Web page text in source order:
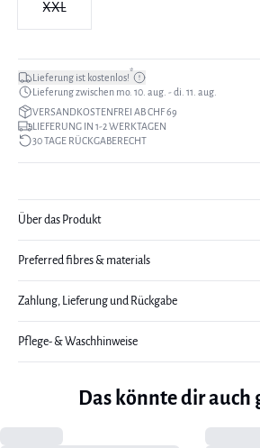
XXL
Lieferung ist kostenlos!*
Lieferung zwischen mo. 10. aug. - di. 11. aug.
VERSANDKOSTENFREI AB CHF 69
LIEFERUNG IN 1-2 WERKTAGEN
30 TAGE RÜCKGABERECHT
Über das Produkt
Preferred fibres & materials
Zahlung, Lieferung und Rückgabe
Pflege- & Waschhinweise
Das könnte dir auch